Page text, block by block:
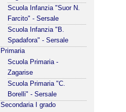
Scuola Infanzia "Suor N.
Farcito" - Sersale
Scuola Infanzia "B.
Spadafora" - Sersale
Primaria
Scuola Primaria -
Zagarise
Scuola Primaria "C.
Borelli" - Sersale
Secondaria I grado